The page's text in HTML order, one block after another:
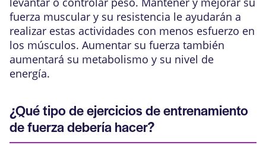
fuerza muscular y su resistencia le ayudarán a
realizar estas actividades con menos esfuerzo en
los músculos. Aumentar su fuerza también
aumentará su metabolismo y su nivel de
energía.
¿Qué tipo de ejercicios de entrenamiento
de fuerza debería hacer?